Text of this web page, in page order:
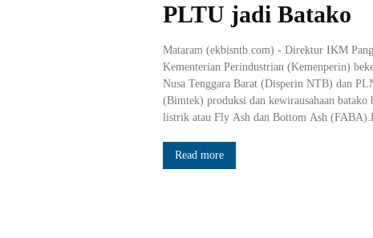
PLTU jadi Batako
Mataram (ekbisntb.com) - Direktur IKM
Kementerian Perindustrian (Kemenperin)
Nusa Tenggara Barat (Disperin NTB) dan
(Bimtek) produksi dan kewirausahaan batako
listrik atau Fly Ash dan Bottom Ash
Read more